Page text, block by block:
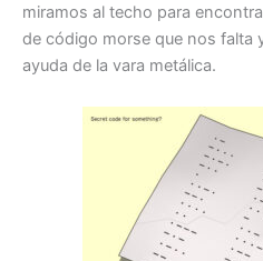
miramos al techo para
de código morse que nos falta
ayuda de la vara metálica.